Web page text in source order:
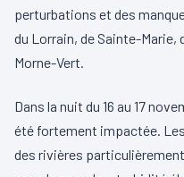
perturbations et des
du Lorrain, de Sainte-Marie,
Morne-Vert.
Dans la nuit du 16 au 17
été fortement impactée.
des rivières